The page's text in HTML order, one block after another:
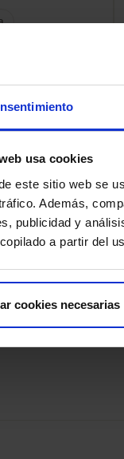
usa cookies
este sitio web se
Además,
publicidad y
a partir del
cookies necesarias
Cardiología Pediátrica